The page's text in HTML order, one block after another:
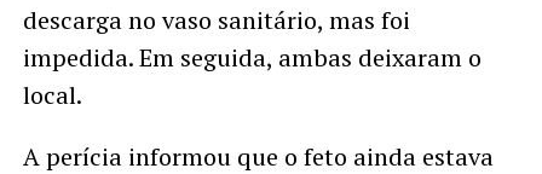
descarga no vaso sanitário, mas foi
impedida. Em seguida, ambas deixaram o
local.
A perícia informou que o feto ainda estava